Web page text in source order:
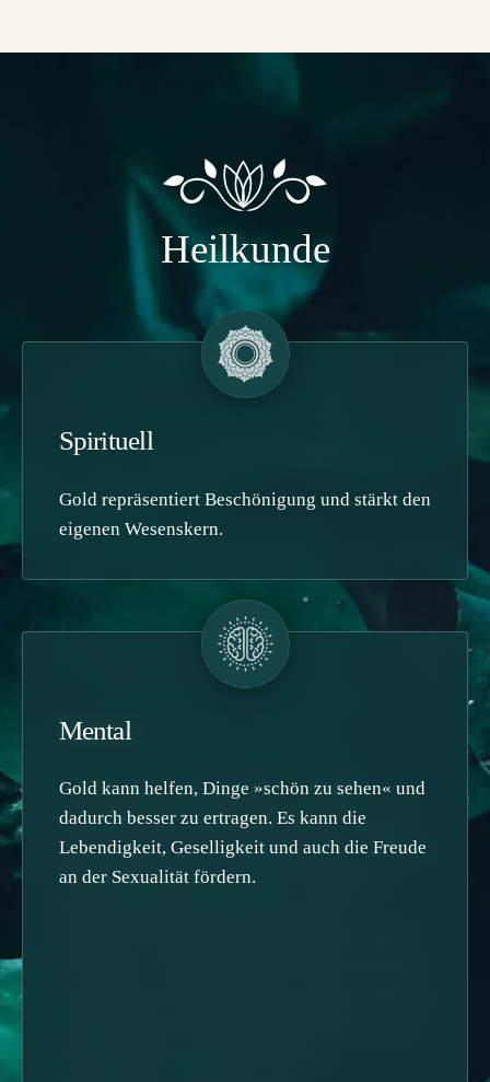
Heilkunde
Spirituell
Gold repräsentiert Beschönigung und stärkt den
eigenen Wesenskern.
Seelisch
Gold kann verborgene innere Wünsche,
Sehnsüchte und Handlungsmotivationen ans
Licht bringen. Es steht für das Prinzip »Haben«
und fördert daher einerseits die Fähigkeit,
Mental
Gold kann helfen, Dinge »schön zu sehen« und
dadurch besser zu ertragen. Es kann die
Lebendigkeit, Geselligkeit und auch die Freude
an der Sexualität fördern.